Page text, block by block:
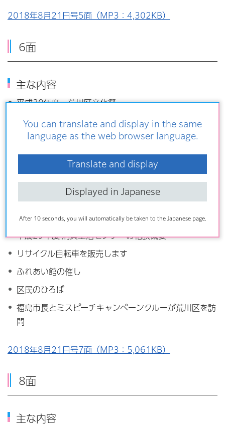
You can translate and display in the same
language as the web browser language.
Translate and display
Displayed in Japanese
After 10 seconds, you will automatically be taken to the Japanese page.
2018年8月21日号5面（MP3：4,302KB）
6面
主な内容
平成30年度 荒川区文化祭
2018年8月21日号6面（MP3：1,718KB）
主な内容
休日診療当番医
平成29年度 消費生活センターの相談概要
リサイクル自転車を販売します
ふれあい館の催し
区民のひろば
福島市長とミスピーチキャンペーンクルーが荒川区を訪
問
2018年8月21日号7面（MP3：5,061KB）
8面
主な内容